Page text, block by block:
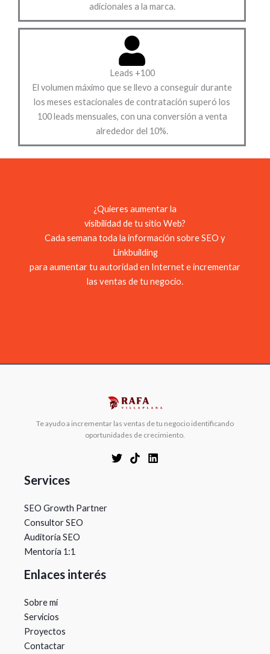
adicionales a la marca.
Leads +100
El volumen máximo que se llevo a conseguir durante
los meses estacionales de contratación superó los
100 leads mensuales, con una conversión a venta
alrededor del 10%.
¿Quieres aumentar la
visibilidad de tu sitio Web?
Cada semana toda la información sobre SEO y
Linkbuilding
para aumentar tu autoridad en Internet e incrementar
las ventas de tu negocio.
Te ayudo a incrementar las ventas de tu negocio identificando
oportunidades de crecimiento.
Services
SEO Growth Partner
Consultor SEO
Auditoría SEO
Mentoría 1:1
Enlaces interés
Sobre mí
Servicios
Proyectos
Contactar